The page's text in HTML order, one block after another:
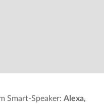
Smart-Speaker: Alexa,